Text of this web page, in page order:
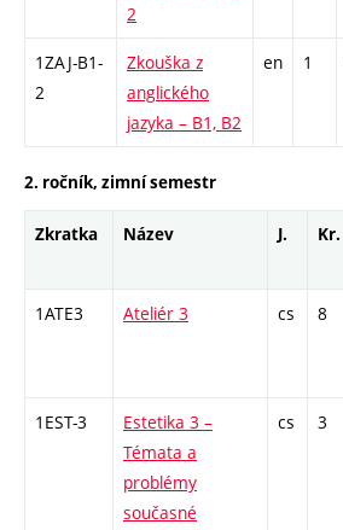
2
1ZAJ-B1-
2
Zkouška z
anglického
jazyka – B1, B2
en 1
2. ročník, zimní semestr
Zkratka Název J. Kr.
1ATE3 Ateliér 3 cs 8
1EST-3
Estetika 3 –
Témata a
problémy
současné
cs 3